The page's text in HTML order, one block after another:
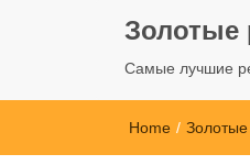
Золотые
Самые лучшие
Home /